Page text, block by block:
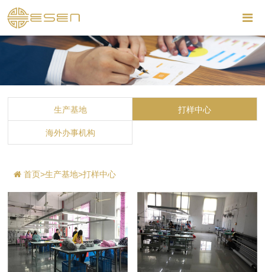
生产基地 打样中心
海外办事机构
首页>生产基地>打样中心